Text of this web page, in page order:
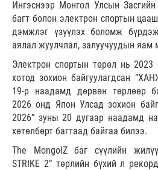
Ингэснээр Монгол Улсын Засгийн
багт болон электрон спортын
дэмжлэг үзүүлэх боломж
аялал жуулчлал, залуучуудын яам
Электрон спортын төрөл нь
хотод зохион байгуулагдсан
19-р наадамд дөрвөн төрлөөр
2026 онд Япон Улсад зохион
2026” зуны 20 дугаар наадамд
хөтөлбөрт багтаад байгаа билээ.
The MongolZ баг сүүлийн
STRIKE 2” төрлийн бүхий л